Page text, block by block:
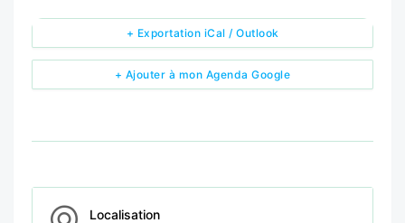
+ Ajouter à mon Agenda Google
+ Exportation iCal / Outlook
Localisation